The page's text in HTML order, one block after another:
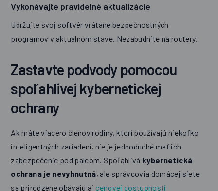
Vykonávajte pravidelné aktualizácie
Udržujte svoj softvér vrátane bezpečnostných
programov v aktuálnom stave. Nezabudnite na routery.
Zastavte podvody pomocou
spoľahlivej kybernetickej
ochrany
Ak máte viacero členov rodiny, ktorí používajú niekoľko
inteligentných zariadení, nie je jednoduché mať ich
zabezpečenie pod palcom. Spoľahlivá kybernetická
ochrana je nevyhnutná, ale správcovia domácej siete
sa prirodzene obávajú aj cenovej dostupnosti